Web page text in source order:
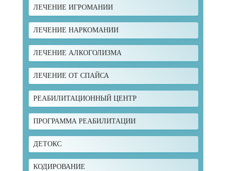
ЛЕЧЕНИЕ ИГРОМАНИИ
ЛЕЧЕНИЕ НАРКОМАНИИ
ЛЕЧЕНИЕ АЛКОГОЛИЗМА
ЛЕЧЕНИЕ ОТ СПАЙСА
РЕАБИЛИТАЦИОННЫЙ ЦЕНТР
ПРОГРАММА РЕАБИЛИТАЦИИ
ДЕТОКС
КОДИРОВАНИЕ